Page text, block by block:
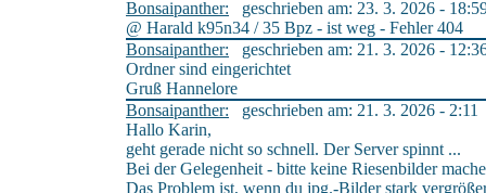
Bonsaipanther: geschrieben am: 23. 3. 2026 -
@ Harald k95n34 / 35 Bpz - ist weg - Fehler 404
Bonsaipanther: geschrieben am: 21. 3. 2026 -
Ordner sind eingerichtet
Gruß Hannelore
Bonsaipanther: geschrieben am: 21. 3. 2026 - 2:11
Hallo Karin,
geht gerade nicht so schnell. Der Server spinnt ...
Bei der Gelegenheit - bitte keine Riesenbilder
Das Problem ist, wenn du jpg.-Bilder stark